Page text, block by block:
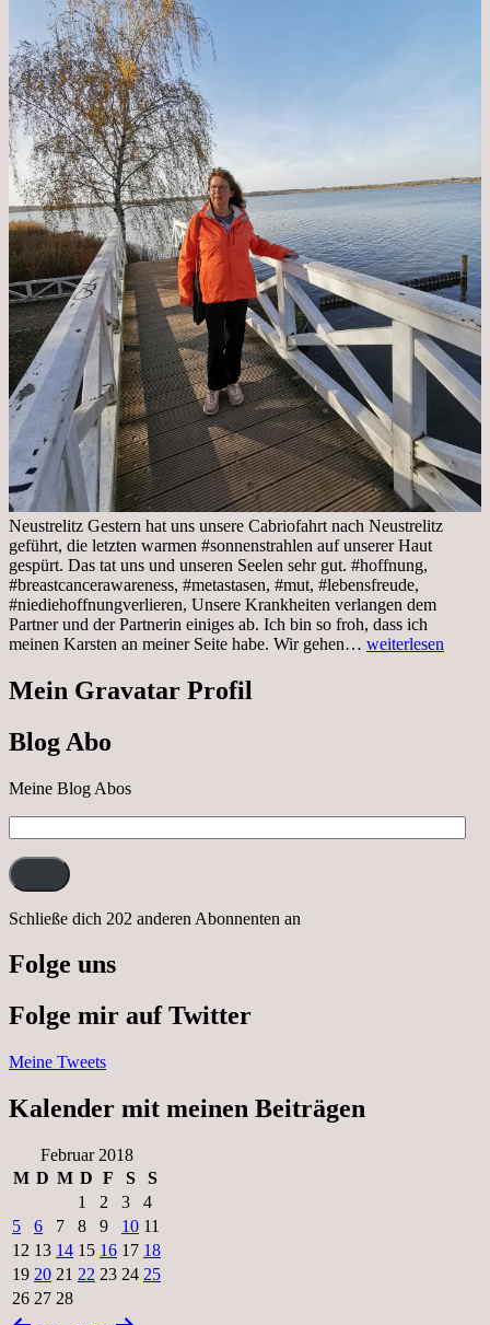
Neustrelitz Gestern hat uns unsere Cabriofahrt nach Neustrelitz
geführt, die letzten warmen #sonnenstrahlen auf unserer Haut
gespürt. Das tat uns und unseren Seelen sehr gut. #hoffnung,
#breastcancerawareness, #metastasen, #mut, #lebensfreude,
#niediehoffnungverlieren, Unsere Krankheiten verlangen dem
Partner und der Partnerin einiges ab. Ich bin so froh, dass ich
meinen Karsten an meiner Seite habe. Wir gehen… Sonnabend,
weiterlesen
Mein Gravatar Profil
Blog Abo
Meine Blog Abos
Mail-
Adresse:
Schließe dich 202 anderen Abonnenten an
Folge uns
Folge mir auf Twitter
Meine Tweets
Kalender mit meinen Beiträgen
Februar 2018
M D M D F S
S
1
2 3
4
5
6 7 8 9 10 11
12 13 14 15 16 17 18
19 20 21 22 23 24 25
26 27 28